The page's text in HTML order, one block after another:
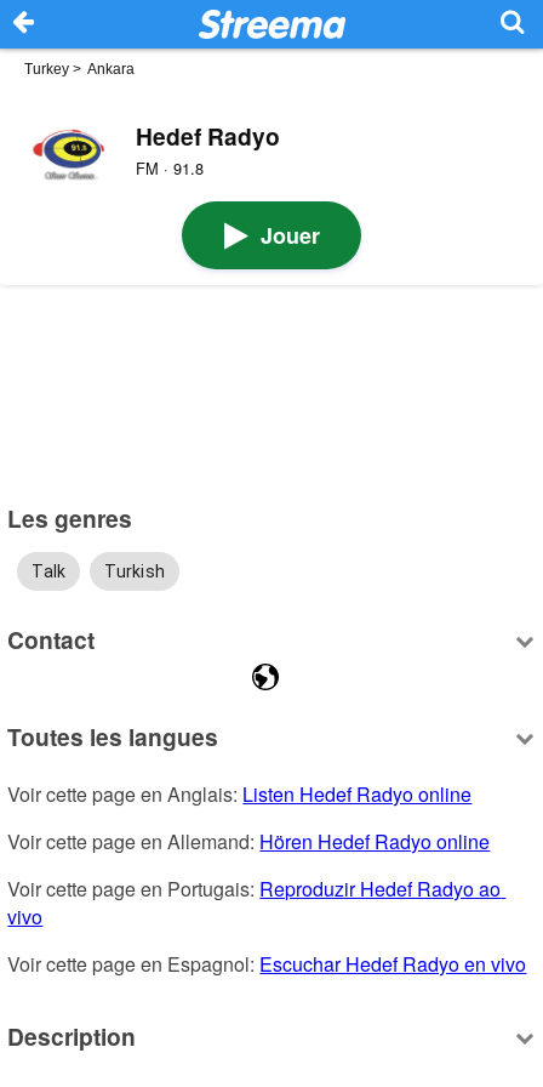
Turkey > Ankara
Hedef Radyo
FM · 91.8
Jouer
Les genres
Talk Turkish
Contact
Toutes les langues
Voir cette page en Anglais: Listen Hedef Radyo online
Voir cette page en Allemand: Hören Hedef Radyo online
Voir cette page en Portugais: Reproduzir Hedef Radyo ao
vivo
Voir cette page en Espagnol: Escuchar Hedef Radyo en vivo
Description